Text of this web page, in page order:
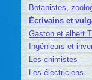
Botanistes,
Écrivains et
Gaston et albert
Ingénieurs et
Les chimistes
Les électriciens